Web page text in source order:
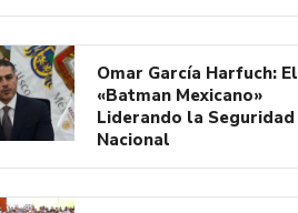
Omar García Harfuch: El
«Batman Mexicano»
Liderando la Seguridad
Nacional